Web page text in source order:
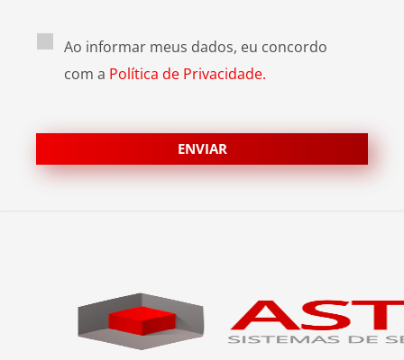
Ao informar meus dados, eu concordo
com a Política de Privacidade.